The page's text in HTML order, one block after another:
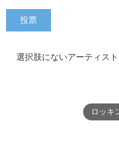
選択肢にないアーティス
ロッキ